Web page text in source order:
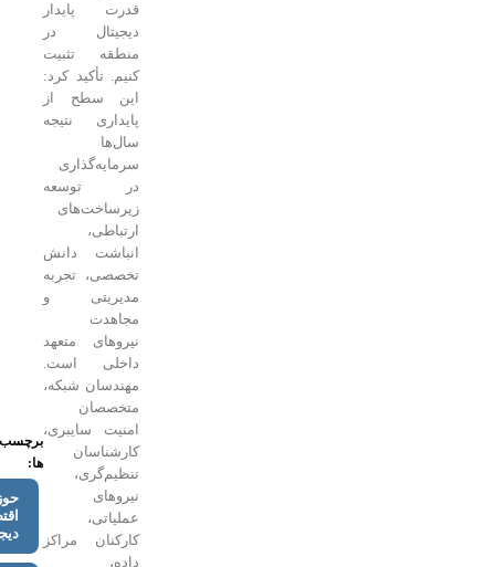
قدرت پایدار
دیجیتال در
منطقه تثبیت
کنیم. تأکید کرد:
این سطح از
پایداری نتیجه
در توسعه
انباشت دانش
تخصصی، تجربه
مدیریتی و
نیروهای متعهد
داخلی است.
مهندسان شبکه،
امنیت سایبری،
کارکنان مراکز
برچسب
ها:
حوزه
اقتصاد
دیجیتال